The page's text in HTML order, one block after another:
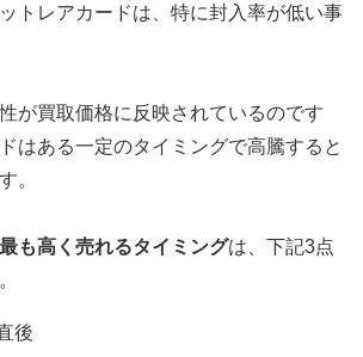
トレアカードは、特に封入率が低い事
が買取価格に反映されているのです
はある一定のタイミングで高騰すると
。
最も高く売れるタイミングは、下記3点
後